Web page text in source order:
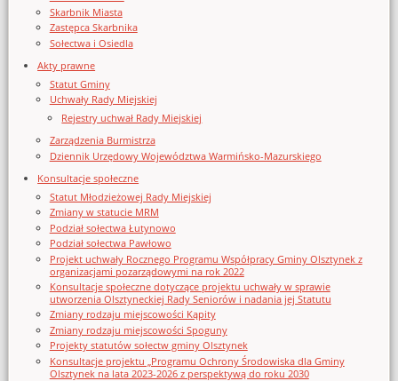
Skarbnik Miasta
Zastępca Skarbnika
Sołectwa i Osiedla
Akty prawne
Statut Gminy
Uchwały Rady Miejskiej
Rejestry uchwał Rady Miejskiej
Zarządzenia Burmistrza
Dziennik Urzędowy Województwa Warmińsko-Mazurskiego
Konsultacje społeczne
Statut Młodzieżowej Rady Miejskiej
Zmiany w statucie MRM
Podział sołectwa Łutynowo
Podział sołectwa Pawłowo
Projekt uchwały Rocznego Programu Współpracy Gminy Olsztynek z
organizacjami pozarządowymi na rok 2022
Konsultacje społeczne dotyczące projektu uchwały w sprawie
utworzenia Olsztyneckiej Rady Seniorów i nadania jej Statutu
Zmiany rodzaju miejscowości Kąpity
Zmiany rodzaju miejscowości Spoguny
Projekty statutów sołectw gminy Olsztynek
Konsultacje projektu „Programu Ochrony Środowiska dla Gminy
Olsztynek na lata 2023-2026 z perspektywą do roku 2030